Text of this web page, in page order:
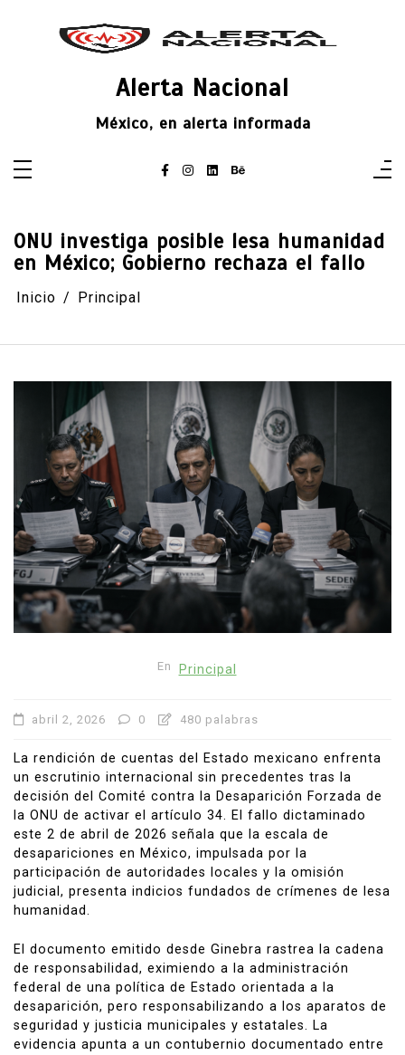
Alerta Nacional
México, en alerta informada
ONU investiga posible lesa humanidad
en México; Gobierno rechaza el fallo
Inicio Principal
En Principal
abril 2, 2026 0 480 palabras
La rendición de cuentas del Estado mexicano enfrenta
un escrutinio internacional sin precedentes tras la
decisión del Comité contra la Desaparición Forzada de
la ONU de activar el artículo 34. El fallo dictaminado
este 2 de abril de 2026 señala que la escala de
desapariciones en México, impulsada por la
participación de autoridades locales y la omisión
judicial, presenta indicios fundados de crímenes de lesa
humanidad.
El documento emitido desde Ginebra rastrea la cadena
de responsabilidad, eximiendo a la administración
federal de una política de Estado orientada a la
desaparición, pero responsabilizando a los aparatos de
seguridad y justicia municipales y estatales. La
evidencia apunta a un contubernio documentado entre